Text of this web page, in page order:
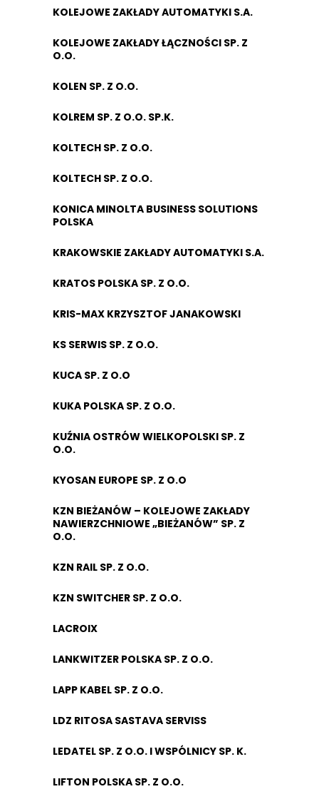
KOLEJOWE ZAKŁADY AUTOMATYKI S.A.
KOLEJOWE ZAKŁADY ŁĄCZNOŚCI SP. Z
O.O.
KOLEN SP. Z O.O.
KOLREM SP. Z O.O. SP.K.
KOLTECH SP. Z O.O.
KOLTECH SP. Z O.O.
KONICA MINOLTA BUSINESS SOLUTIONS
POLSKA
KRAKOWSKIE ZAKŁADY AUTOMATYKI S.A.
KRATOS POLSKA SP. Z O.O.
KRIS-MAX KRZYSZTOF JANAKOWSKI
KS SERWIS SP. Z O.O.
KUCA SP. Z O.O
KUKA POLSKA SP. Z O.O.
KUŹNIA OSTRÓW WIELKOPOLSKI SP. Z
O.O.
KYOSAN EUROPE SP. Z O.O
KZN BIEŻANÓW – KOLEJOWE ZAKŁADY
NAWIERZCHNIOWE „BIEŻANÓW” SP. Z
O.O.
KZN RAIL SP. Z O.O.
KZN SWITCHER SP. Z O.O.
LACROIX
LANKWITZER POLSKA SP. Z O.O.
LAPP KABEL SP. Z O.O.
LDZ RITOSA SASTAVA SERVISS
LEDATEL SP. Z O.O. I WSPÓLNICY SP. K.
LIFTON POLSKA SP. Z O.O.